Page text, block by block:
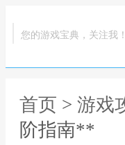
您的游戏宝典，关注我！
首页 > 游戏
阶指南**